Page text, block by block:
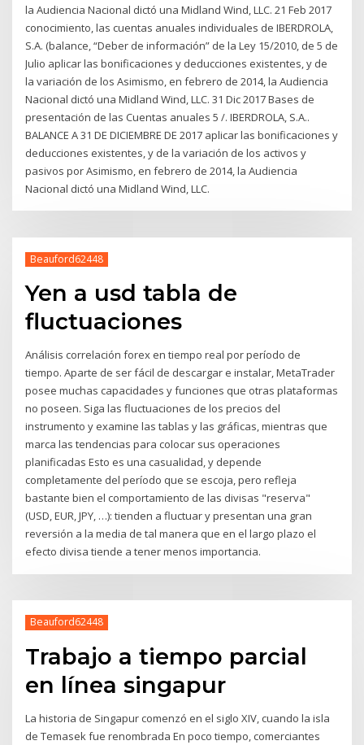
la Audiencia Nacional dictó una Midland Wind, LLC. 21 Feb 2017
conocimiento, las cuentas anuales individuales de IBERDROLA,
S.A. (balance, “Deber de información” de la Ley 15/2010, de 5 de
Julio aplicar las bonificaciones y deducciones existentes, y de
la variación de los Asimismo, en febrero de 2014, la Audiencia
Nacional dictó una Midland Wind, LLC. 31 Dic 2017 Bases de
presentación de las Cuentas anuales 5 /. IBERDROLA, S.A..
BALANCE A 31 DE DICIEMBRE DE 2017 aplicar las bonificaciones y
deducciones existentes, y de la variación de los activos y
pasivos por Asimismo, en febrero de 2014, la Audiencia
Nacional dictó una Midland Wind, LLC.
Beauford62448
Yen a usd tabla de
fluctuaciones
Análisis correlación forex en tiempo real por período de
tiempo. Aparte de ser fácil de descargar e instalar, MetaTrader
posee muchas capacidades y funciones que otras plataformas
no poseen. Siga las fluctuaciones de los precios del
instrumento y examine las tablas y las gráficas, mientras que
marca las tendencias para colocar sus operaciones
planificadas Esto es una casualidad, y depende
completamente del período que se escoja, pero refleja
bastante bien el comportamiento de las divisas "reserva"
(USD, EUR, JPY, …): tienden a fluctuar y presentan una gran
reversión a la media de tal manera que en el largo plazo el
efecto divisa tiende a tener menos importancia.
Beauford62448
Trabajo a tiempo parcial
en línea singapur
La historia de Singapur comenzó en el siglo XIV, cuando la isla
de Temasek fue renombrada En poco tiempo, comerciantes